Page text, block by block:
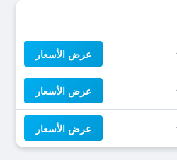
عرض الأسعار
عرض الأسعار
عرض الأسعار